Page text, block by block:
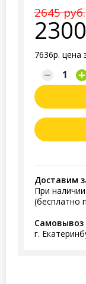
2645 руб.
2300
7636р. цена
Доставим
При
(бесплатно
Самовывоз
г.